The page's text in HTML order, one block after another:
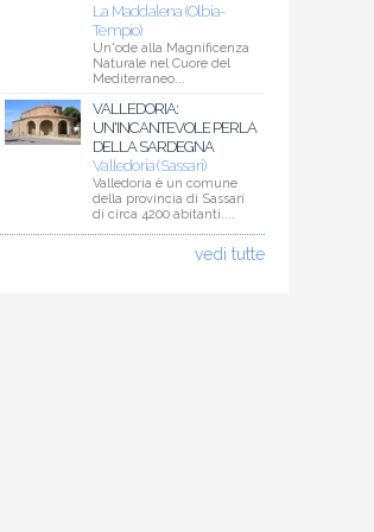
La Maddalena (Olbia-
Tempio)
Un'ode alla Magnificenza
Naturale nel Cuore del
Mediterraneo...
VALLEDORIA:
UN'INCANTEVOLE PERLA
DELLA SARDEGNA
Valledoria (Sassari)
Valledoria è un comune
della provincia di Sassari
di circa 4200 abitanti....
vedi tutte